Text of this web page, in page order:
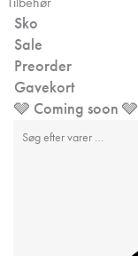
Sko
Sale
Preorder
Gavekort
🩶 Coming soon 🩶